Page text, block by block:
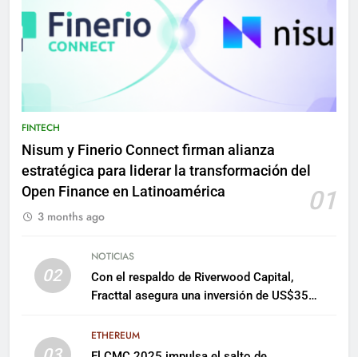
FINTECH
Nisum y Finerio Connect firman alianza
estratégica para liderar la transformación del
Open Finance en Latinoamérica
01
3 months ago
02
NOTICIAS
Con el respaldo de Riverwood Capital,
Fracttal asegura una inversión de US$35
ETHEREUM